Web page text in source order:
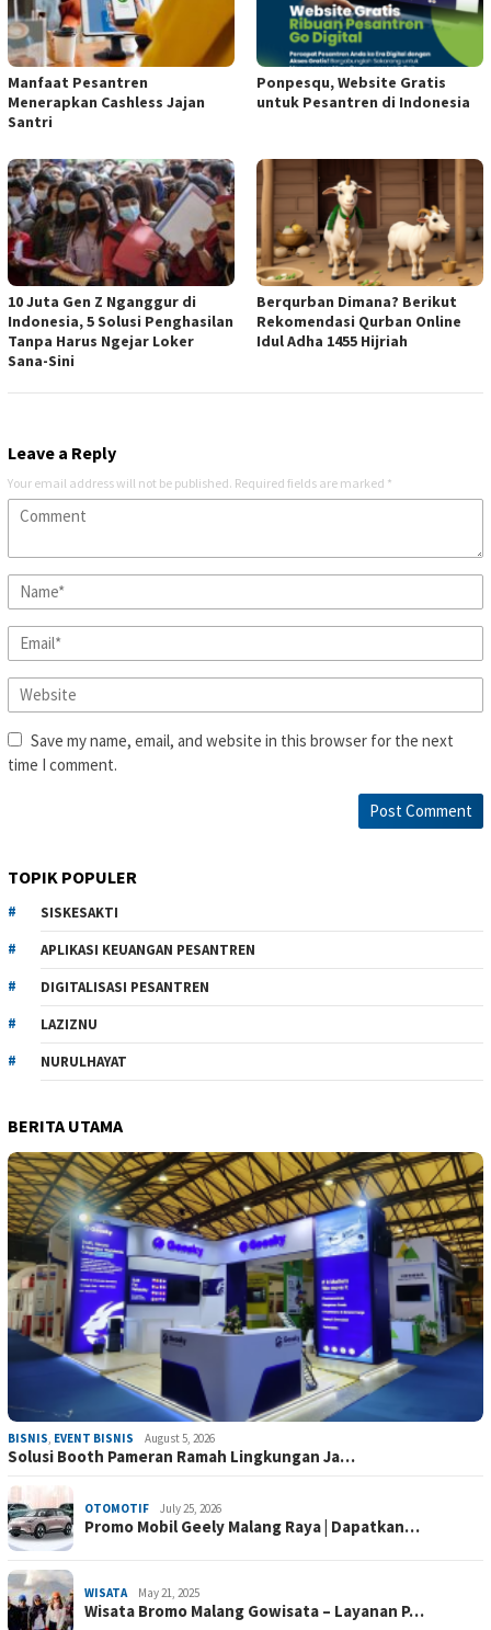
Manfaat Pesantren
Menerapkan Cashless Jajan
Santri
Ponpesqu, Website Gratis
untuk Pesantren di Indonesia
10 Juta Gen Z Nganggur di
Indonesia, 5 Solusi Penghasilan
Tanpa Harus Ngejar Loker
Sana-Sini
Berqurban Dimana? Berikut
Rekomendasi Qurban Online
Idul Adha 1455 Hijriah
Leave a Reply
Your email address will not be published. Required fields are marked *
Save my name, email, and website in this browser for the next
time I comment.
TOPIK POPULER
SISKESAKTI
APLIKASI KEUANGAN PESANTREN
DIGITALISASI PESANTREN
LAZIZNU
NURULHAYAT
BERITA UTAMA
BISNIS, EVENT BISNIS August 5, 2026
Solusi Booth Pameran Ramah Lingkungan Ja…
OTOMOTIF July 25, 2026
Promo Mobil Geely Malang Raya | Dapatkan…
WISATA May 21, 2025
Wisata Bromo Malang Gowisata – Layanan P…